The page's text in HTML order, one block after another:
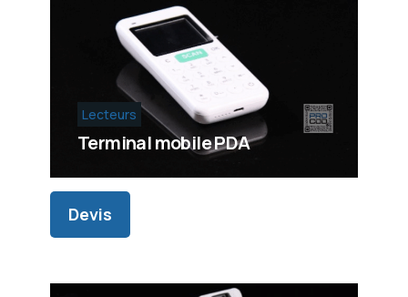
Lecteurs
Terminal mobile PDA
Devis